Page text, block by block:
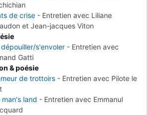
de crise - Entretien avec Liliane
et Jean-jacques Viton
dépouiller/s'envoler - Entretien avec
Gatti
& poésie
de trottoirs - Entretien avec Pilote le
man's land - Entretien avec Emmanul